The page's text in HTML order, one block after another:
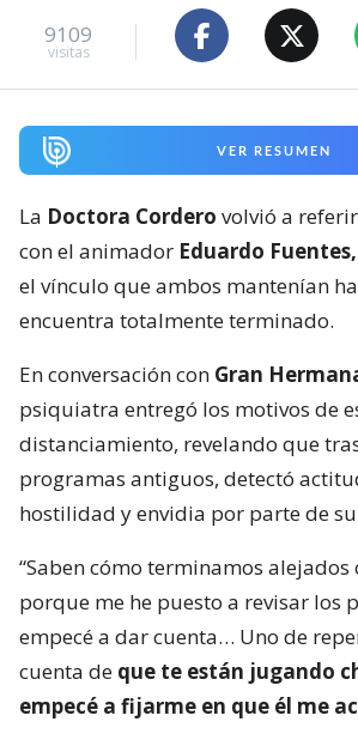
9109
visitas
VER RESUMEN
La Doctora Cordero volvió a
con el animador Eduardo Fuentes,
el vínculo que ambos mantenían
encuentra totalmente terminado.
En conversación con Gran
psiquiatra entregó los motivos de
distanciamiento, revelando que
programas antiguos, detectó
hostilidad y envidia por parte de
“Saben cómo terminamos alejados
porque me he puesto a revisar los
empecé a dar cuenta… Uno de
cuenta de que te están jugando
empecé a fijarme en que él me